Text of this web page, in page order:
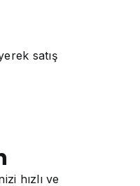
satış
hızlı ve